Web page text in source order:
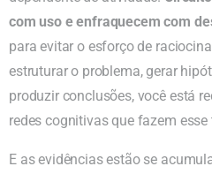
com uso e enfraquecem com
para evitar o esforço de
estruturar o problema, gerar
produzir conclusões, você está
redes cognitivas que fazem
E as evidências estão se